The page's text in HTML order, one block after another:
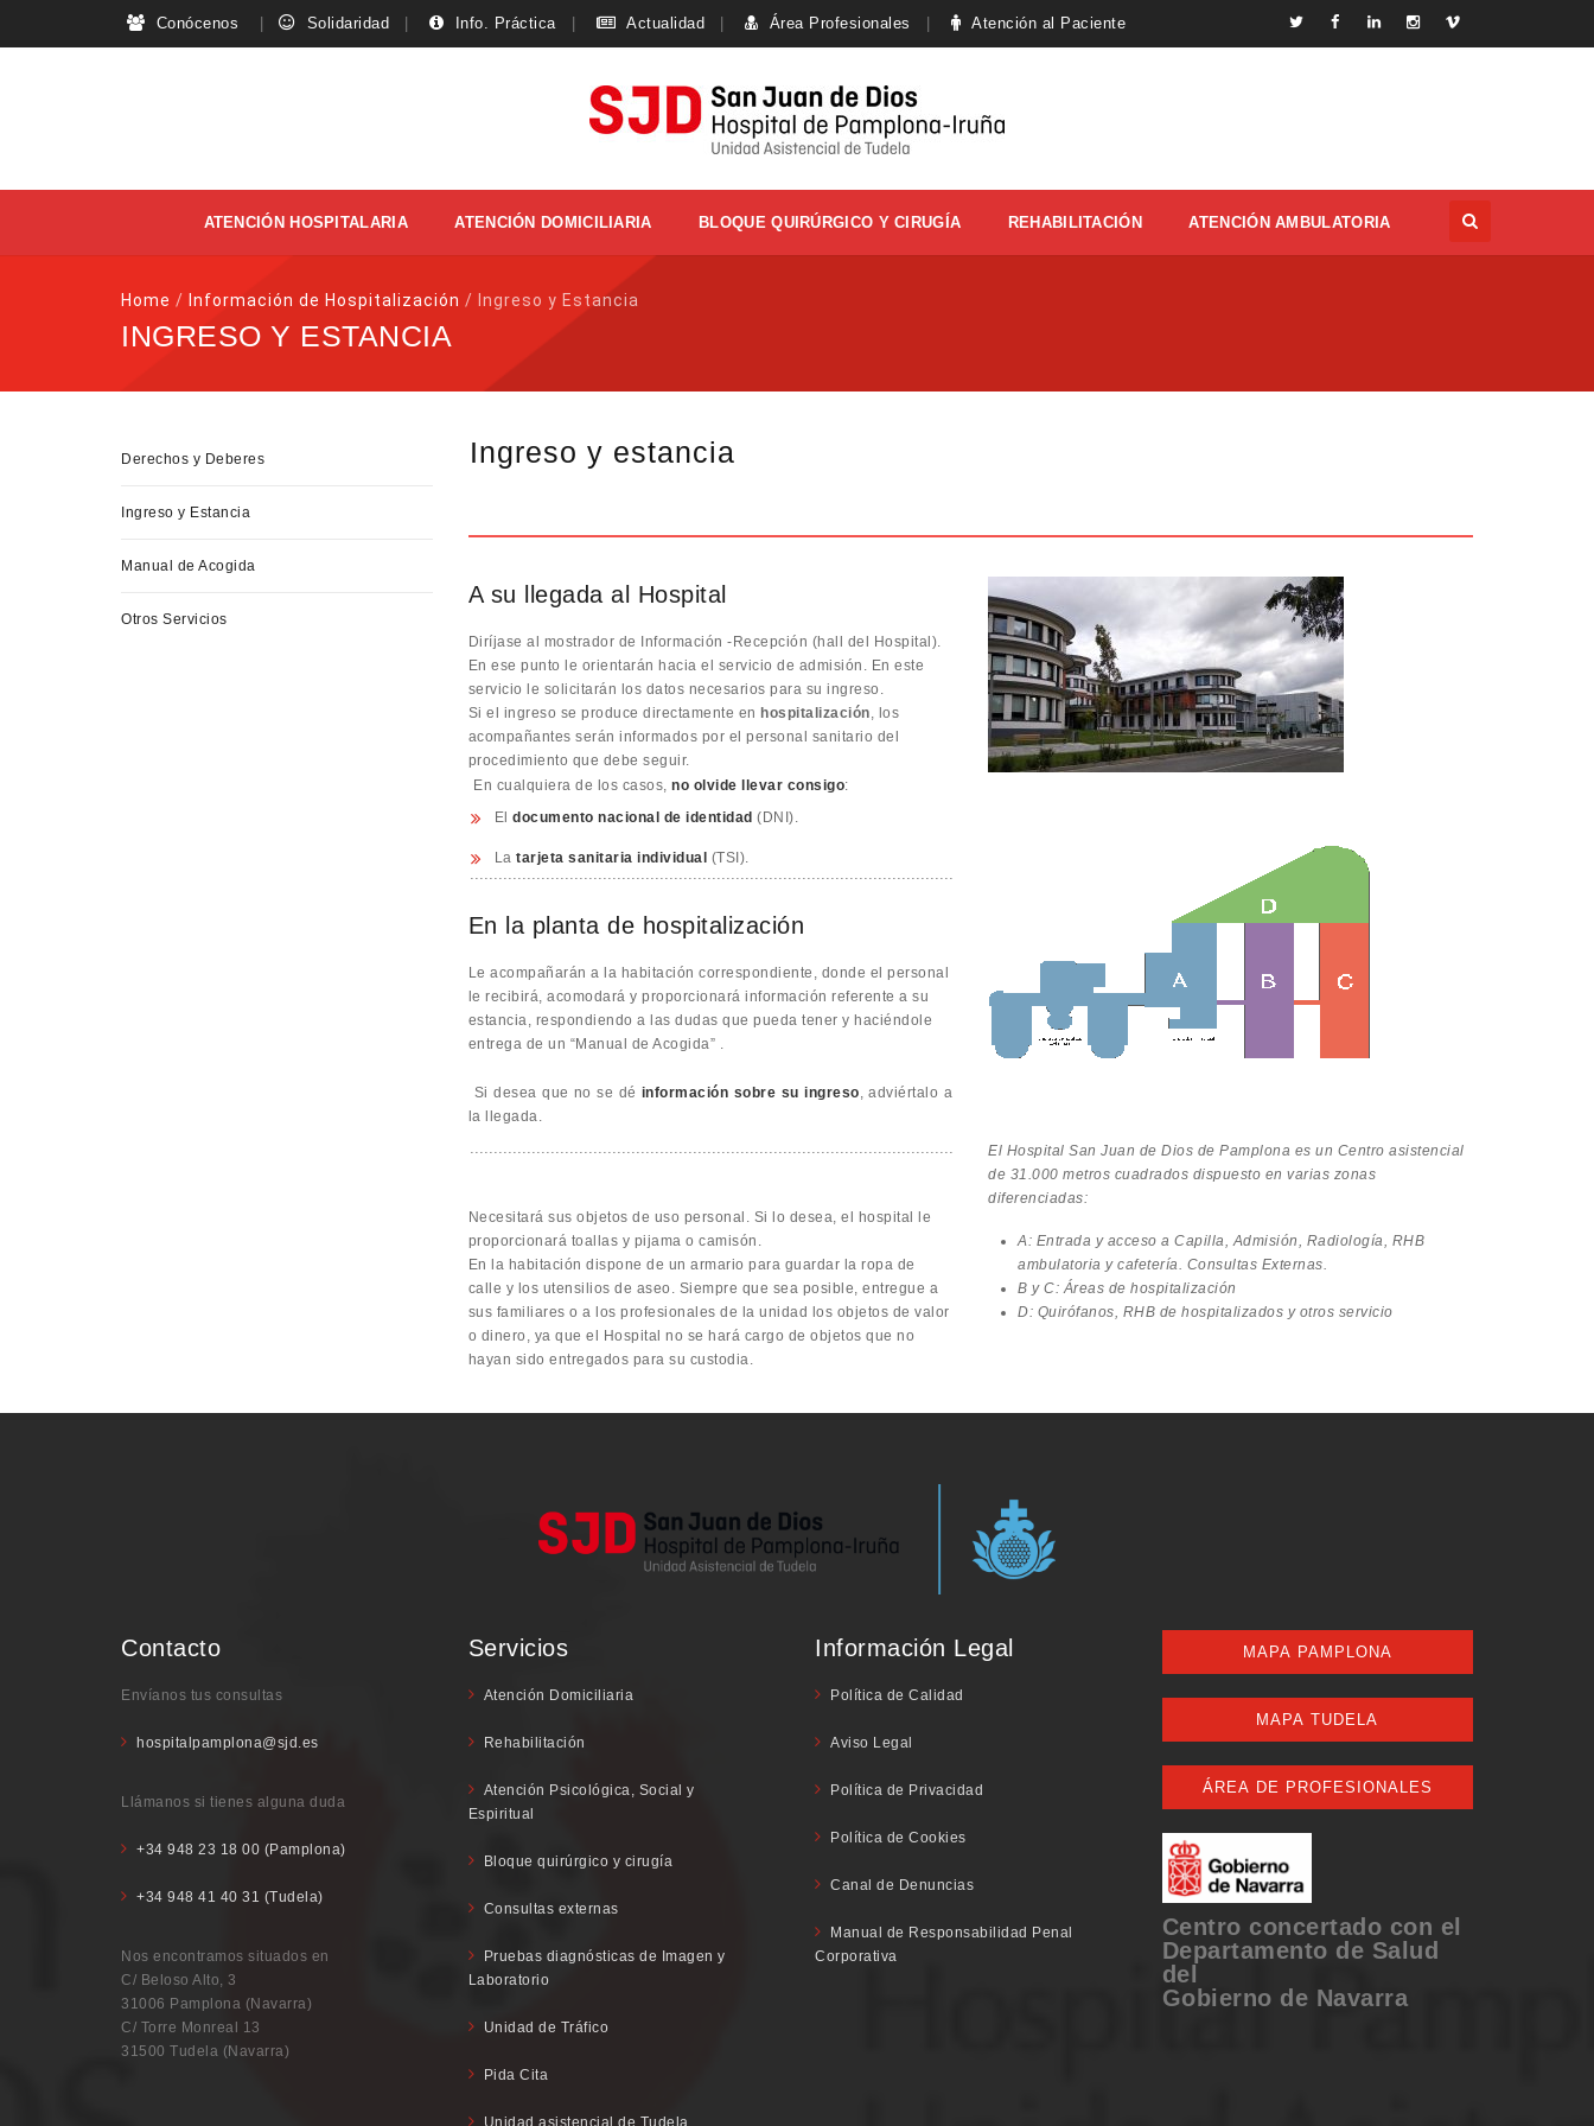
Conócenos Solidaridad Info. Práctica Actualidad Área Profesionales Atención al Paciente
ATENCIÓN HOSPITALARIA ATENCIÓN DOMICILIARIA BLOQUE QUIRÚRGICO Y CIRUGÍA REHABILITACIÓN ATENCIÓN AMBULATORIA
Home / Información de Hospitalización / Ingreso y Estancia
INGRESO Y ESTANCIA
Ingreso y estancia
A su llegada al Hospital
Diríjase al mostrador de Información -Recepción (hall del Hospital).
En ese punto le orientarán hacia el servicio de admisión. En este
servicio le solicitarán los datos necesarios para su ingreso.
Si el ingreso se produce directamente en hospitalización, los
acompañantes serán informados por el personal sanitario del
procedimiento que debe seguir.
En cualquiera de los casos, no olvide llevar consigo:
El documento nacional de identidad (DNI).
La tarjeta sanitaria individual (TSI).
En la planta de hospitalización
Le acompañarán a la habitación correspondiente, donde el personal
le recibirá, acomodará y proporcionará información referente a su
estancia, respondiendo a las dudas que pueda tener y haciéndole
entrega de un “Manual de Acogida” .
Si desea que no se dé información sobre su ingreso, adviértalo a
la llegada.
Necesitará sus objetos de uso personal. Si lo desea, el hospital le
proporcionará toallas y pijama o camisón.
En la habitación dispone de un armario para guardar la ropa de
calle y los utensilios de aseo. Siempre que sea posible, entregue a
sus familiares o a los profesionales de la unidad los objetos de valor
o dinero, ya que el Hospital no se hará cargo de objetos que no
hayan sido entregados para su custodia.
El Hospital San Juan de Dios de Pamplona es un Centro asistencial
de 31.000 metros cuadrados dispuesto en varias zonas
diferenciadas:
A: Entrada y acceso a Capilla, Admisión, Radiología, RHB
ambulatoria y cafetería. Consultas Externas.
B y C: Áreas de hospitalización
D: Quirófanos, RHB de hospitalizados y otros servicio
Derechos y Deberes
Ingreso y Estancia
Manual de Acogida
Otros Servicios
Contacto
Envíanos tus consultas
hospitalpamplona@sjd.es
Llámanos si tienes alguna duda
+34 948 23 18 00 (Pamplona)
+34 948 41 40 31 (Tudela)
Nos encontramos situados en
C/ Beloso Alto, 3
31006 Pamplona (Navarra)
C/ Torre Monreal 13
31500 Tudela (Navarra)
Servicios
Atención Domiciliaria
Rehabilitación
Atención Psicológica, Social y
Espiritual
Bloque quirúrgico y cirugía
Consultas externas
Pruebas diagnósticas de Imagen y
Laboratorio
Unidad de Tráfico
Pida Cita
Unidad asistencial de Tudela
Información Legal
Política de Calidad
Aviso Legal
Política de Privacidad
Política de Cookies
Canal de Denuncias
Manual de Responsabilidad Penal
Corporativa
MAPA PAMPLONA
MAPA TUDELA
ÁREA DE PROFESIONALES
Centro concertado con el
Departamento de Salud
del
Gobierno de Navarra